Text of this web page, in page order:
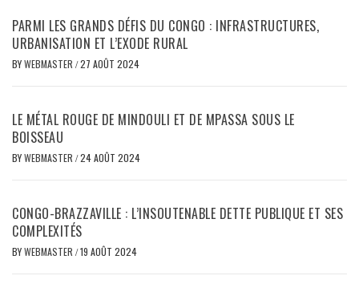
PARMI LES GRANDS DÉFIS DU CONGO : INFRASTRUCTURES,
URBANISATION ET L’EXODE RURAL
BYWEBMASTER /27 AOÛT 2024
LE MÉTAL ROUGE DE MINDOULI ET DE MPASSA SOUS LE
BOISSEAU
BYWEBMASTER /24 AOÛT 2024
CONGO-BRAZZAVILLE : L’INSOUTENABLE DETTE PUBLIQUE ET SES
COMPLEXITÉS
BYWEBMASTER /19 AOÛT 2024